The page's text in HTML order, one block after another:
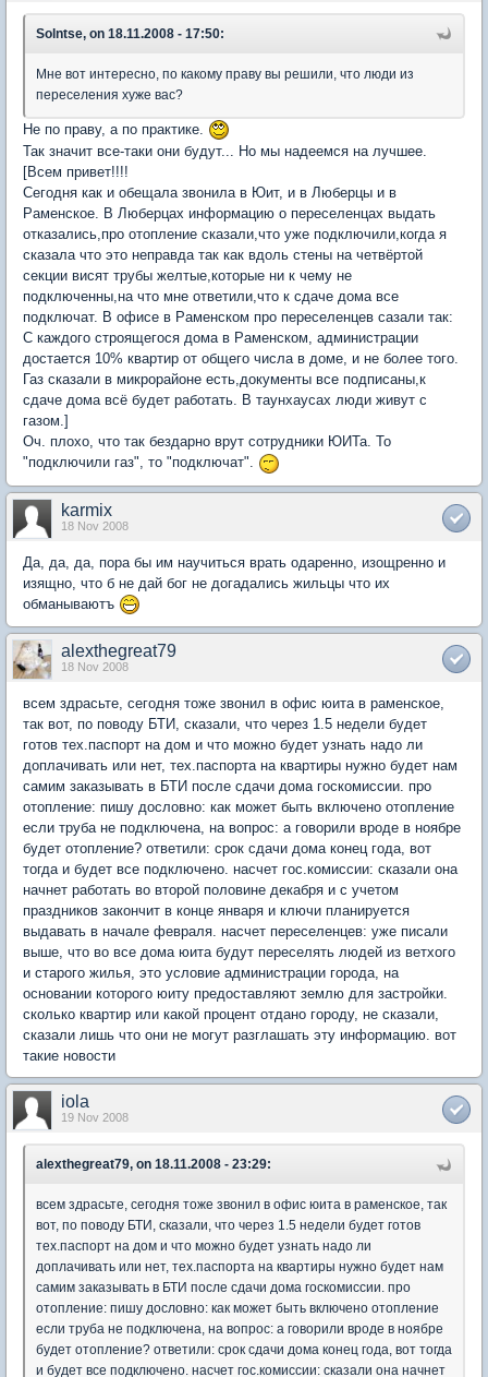
Solntse, on 18.11.2008 - 17:50:
Мне вот интересно, по какому праву вы решили, что люди из
переселения хуже вас?
Не по праву, а по практике.
Так значит все-таки они будут... Но мы надеемся на лучшее.
[Всем привет!!!!
Сегодня как и обещала звонила в Юит, и в Люберцы и в
Раменское. В Люберцах информацию о переселенцах выдать
отказались,про отопление сказали,что уже подключили,когда я
сказала что это неправда так как вдоль стены на четвёртой
секции висят трубы желтые,которые ни к чему не
подключенны,на что мне ответили,что к сдаче дома все
подключат. В офисе в Раменском про переселенцев сазали так:
С каждого строящегося дома в Раменском, администрации
достается 10% квартир от общего числа в доме, и не более того.
Газ сказали в микрорайоне есть,документы все подписаны,к
сдаче дома всё будет работать. В таунхаусах люди живут с
газом.]
Оч. плохо, что так бездарно врут сотрудники ЮИТа. То
"подключили газ", то "подключат".
karmix
18 Nov 2008
Да, да, да, пора бы им научиться врать одаренно, изощренно и
изящно, что б не дай бог не догадались жильцы что их
обманываютъ
alexthegreat79
18 Nov 2008
всем здрасьте, сегодня тоже звонил в офис юита в раменское,
так вот, по поводу БТИ, сказали, что через 1.5 недели будет
готов тех.паспорт на дом и что можно будет узнать надо ли
доплачивать или нет, тех.паспорта на квартиры нужно будет нам
самим заказывать в БТИ после сдачи дома госкомиссии. про
отопление: пишу дословно: как может быть включено отопление
если труба не подключена, на вопрос: а говорили вроде в ноябре
будет отопление? ответили: срок сдачи дома конец года, вот
тогда и будет все подключено. насчет гос.комиссии: сказали она
начнет работать во второй половине декабря и с учетом
праздников закончит в конце января и ключи планируется
выдавать в начале февраля. насчет переселенцев: уже писали
выше, что во все дома юита будут переселять людей из ветхого
и старого жилья, это условие администрации города, на
основании которого юиту предоставляют землю для застройки.
сколько квартир или какой процент отдано городу, не сказали,
сказали лишь что они не могут разглашать эту информацию. вот
такие новости
iola
19 Nov 2008
alexthegreat79, on 18.11.2008 - 23:29:
всем здрасьте, сегодня тоже звонил в офис юита в раменское, так
вот, по поводу БТИ, сказали, что через 1.5 недели будет готов
тех.паспорт на дом и что можно будет узнать надо ли
доплачивать или нет, тех.паспорта на квартиры нужно будет нам
самим заказывать в БТИ после сдачи дома госкомиссии. про
отопление: пишу дословно: как может быть включено отопление
если труба не подключена, на вопрос: а говорили вроде в ноябре
будет отопление? ответили: срок сдачи дома конец года, вот тогда
и будет все подключено. насчет гос.комиссии: сказали она начнет